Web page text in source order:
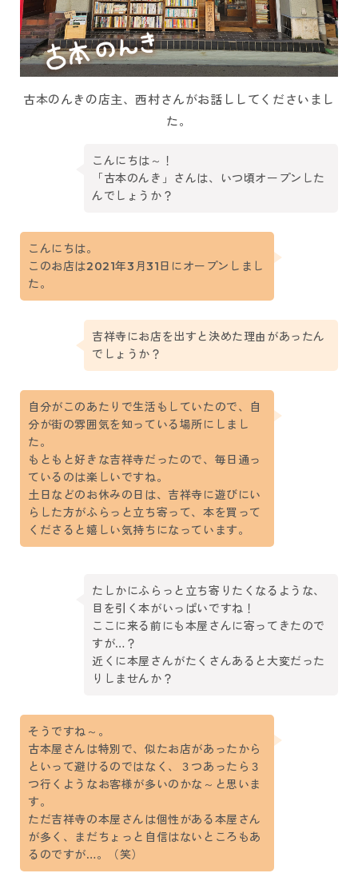
古本のんきの店主、西村さんがお話ししてくださいまし
た。
こんにちは～！
「古本のんき」さんは、いつ頃オープンした
んでしょうか？
こんにちは。
このお店は2021年3月31日にオープンしまし
た。
吉祥寺にお店を出すと決めた理由があったん
でしょうか？
自分がこのあたりで生活もしていたので、自
分が街の雰囲気を知っている場所にしまし
た。
もともと好きな吉祥寺だったので、毎日通っ
ているのは楽しいですね。
土日などのお休みの日は、吉祥寺に遊びにい
らした方がふらっと立ち寄って、本を買って
くださると嬉しい気持ちになっています。
たしかにふらっと立ち寄りたくなるような、
目を引く本がいっぱいですね！
ここに来る前にも本屋さんに寄ってきたので
すが…？
近くに本屋さんがたくさんあると大変だった
りしませんか？
そうですね～。
古本屋さんは特別で、似たお店があったから
といって避けるのではなく、３つあったら３
つ行くようなお客様が多いのかな～と思いま
す。
ただ吉祥寺の本屋さんは個性がある本屋さん
が多く、まだちょっと自信はないところもあ
るのですが…。（笑）